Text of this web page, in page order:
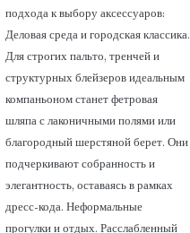
подхода к выбору аксессуаров:
Деловая среда и городская классика.
Для строгих пальто, тренчей и
структурных блейзеров идеальным
компаньоном станет фетровая
шляпа с лаконичными полями или
благородный шерстяной берет. Они
подчеркивают собранность и
элегантность, оставаясь в рамках
дресс-кода. Неформальные
прогулки и отдых. Расслабленный